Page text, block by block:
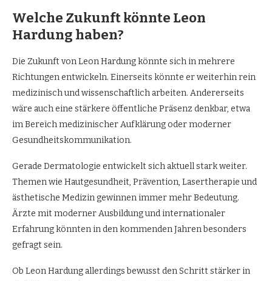
Welche Zukunft könnte Leon
Hardung haben?
Die Zukunft von Leon Hardung könnte sich in mehrere
Richtungen entwickeln. Einerseits könnte er weiterhin rein
medizinisch und wissenschaftlich arbeiten. Andererseits
wäre auch eine stärkere öffentliche Präsenz denkbar, etwa
im Bereich medizinischer Aufklärung oder moderner
Gesundheitskommunikation.
Gerade Dermatologie entwickelt sich aktuell stark weiter.
Themen wie Hautgesundheit, Prävention, Lasertherapie und
ästhetische Medizin gewinnen immer mehr Bedeutung.
Ärzte mit moderner Ausbildung und internationaler
Erfahrung könnten in den kommenden Jahren besonders
gefragt sein.
Ob Leon Hardung allerdings bewusst den Schritt stärker in